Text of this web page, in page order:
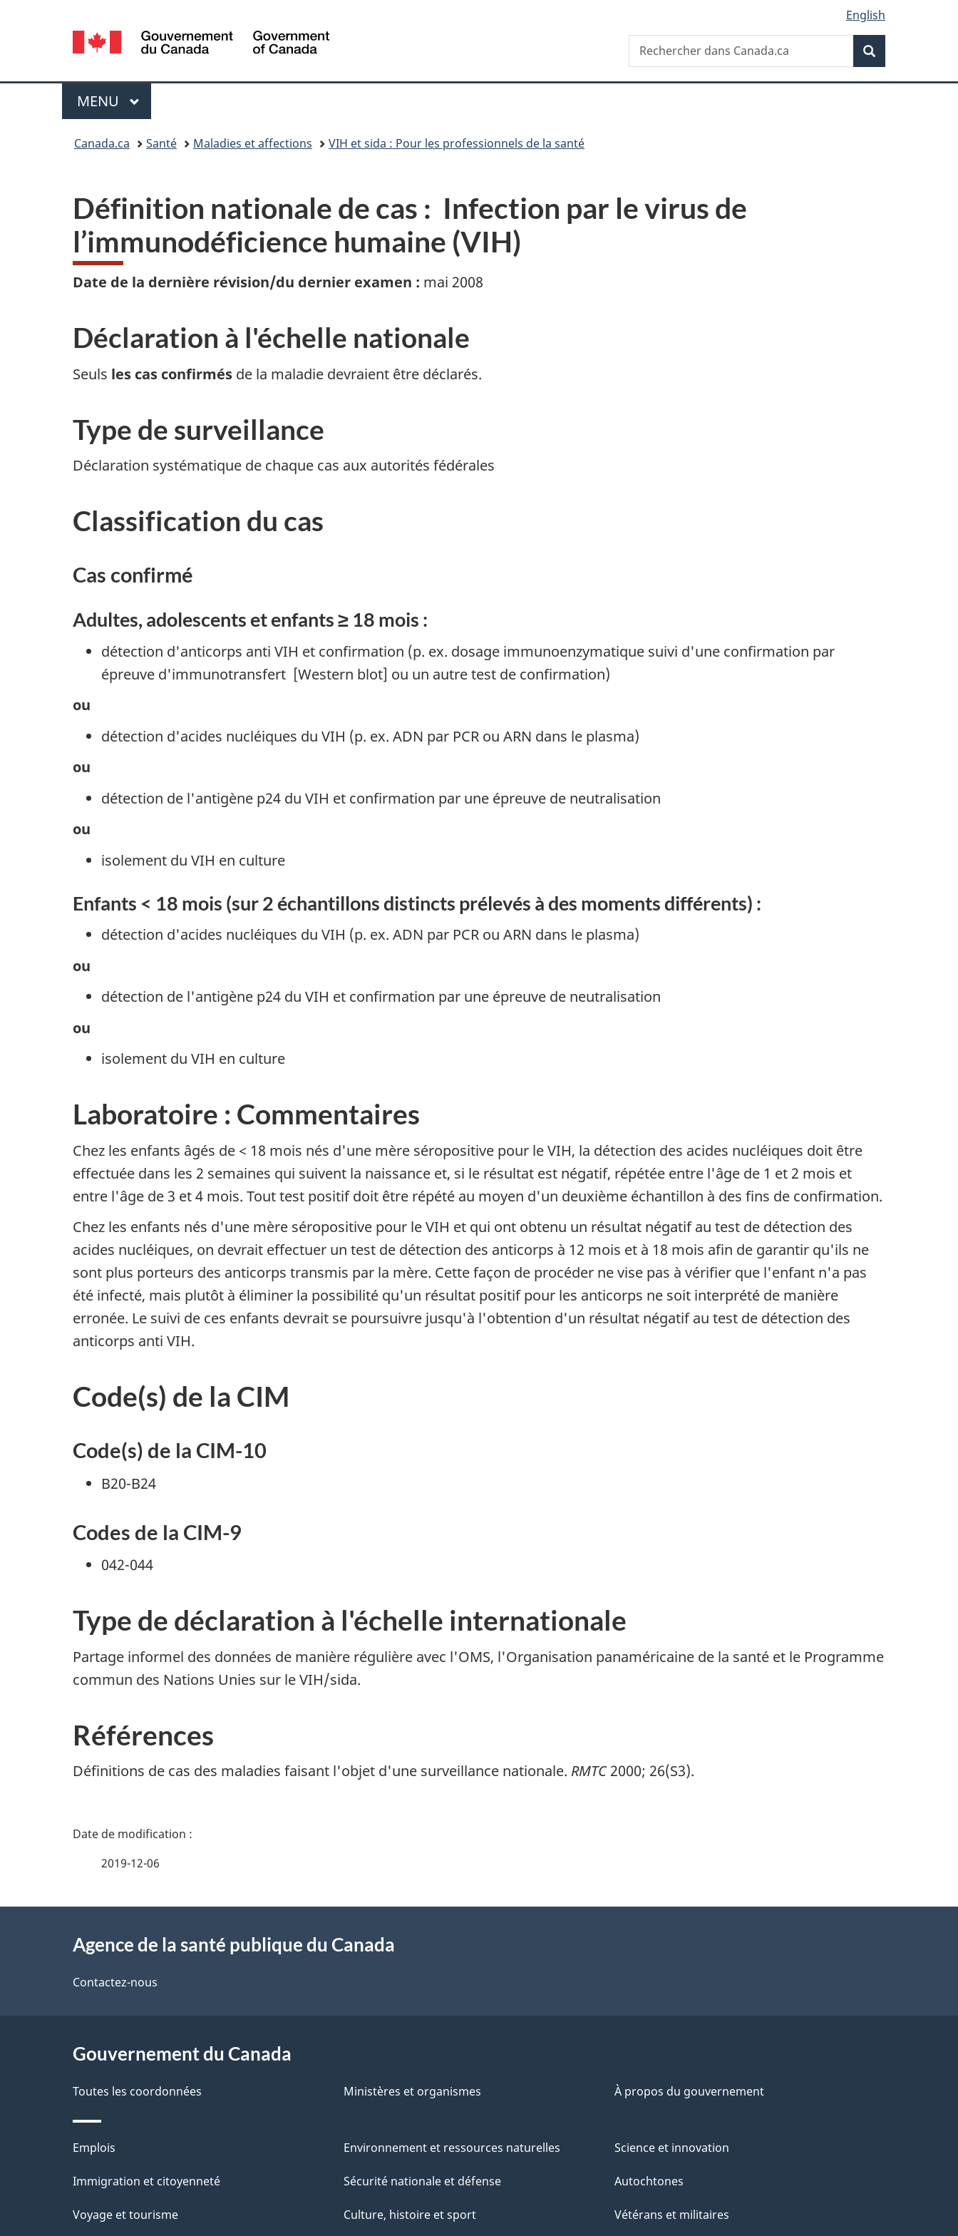
sujet
HTML
Sélection
de
la
langue
English
Canada
Recherche
Rechercher
dans
Menu
MENU PRINCIPAL
Canada.ca Santé Maladies et affections VIH et sida : Pour les professionnels de la santé
Définition nationale de cas : Infection par le virus de
l’immunodéficience humaine (VIH)
Date de la dernière révision/du dernier examen : mai 2008
Déclaration à l'échelle nationale
Seuls les cas confirmés de la maladie devraient être déclarés.
Type de surveillance
Déclaration systématique de chaque cas aux autorités fédérales
Classification du cas
Cas confirmé
Adultes, adolescents et enfants ≥ 18 mois :
détection d'anticorps anti VIH et confirmation (p. ex. dosage immunoenzymatique suivi d'une confirmation par
épreuve d'immunotransfert [Western blot] ou un autre test de confirmation)
ou
détection d'acides nucléiques du VIH (p. ex. ADN par PCR ou ARN dans le plasma)
ou
détection de l'antigène p24 du VIH et confirmation par une épreuve de neutralisation
ou
isolement du VIH en culture
Enfants < 18 mois (sur 2 échantillons distincts prélevés à des moments différents) :
détection d'acides nucléiques du VIH (p. ex. ADN par PCR ou ARN dans le plasma)
ou
détection de l'antigène p24 du VIH et confirmation par une épreuve de neutralisation
ou
isolement du VIH en culture
Laboratoire : Commentaires
Chez les enfants âgés de < 18 mois nés d'une mère séropositive pour le VIH, la détection des acides nucléiques doit être
effectuée dans les 2 semaines qui suivent la naissance et, si le résultat est négatif, répétée entre l'âge de 1 et 2 mois et
entre l'âge de 3 et 4 mois. Tout test positif doit être répété au moyen d'un deuxième échantillon à des fins de confirmation.
Chez les enfants nés d'une mère séropositive pour le VIH et qui ont obtenu un résultat négatif au test de détection des
acides nucléiques, on devrait effectuer un test de détection des anticorps à 12 mois et à 18 mois afin de garantir qu'ils ne
sont plus porteurs des anticorps transmis par la mère. Cette façon de procéder ne vise pas à vérifier que l'enfant n'a pas
été infecté, mais plutôt à éliminer la possibilité qu'un résultat positif pour les anticorps ne soit interprété de manière
erronée. Le suivi de ces enfants devrait se poursuivre jusqu'à l'obtention d'un résultat négatif au test de détection des
anticorps anti VIH.
Code(s) de la CIM
Code(s) de la CIM-10
B20-B24
Codes de la CIM-9
042-044
Type de déclaration à l'échelle internationale
Partage informel des données de manière régulière avec l'OMS, l'Organisation panaméricaine de la santé et le Programme
commun des Nations Unies sur le VIH/sida.
Références
Définitions de cas des maladies faisant l'objet d'une surveillance nationale. RMTC2000; 26(S3).
D
a
l
d
e
l
2019-12-06
proposAgence de la santé publique du Canada
Contactez-nous
Gouvernement du Canada
Toutes les coordonnées Ministères et organismes À propos du gouvernement
Thèmes
et
Emplois
Immigration et citoyenneté
Voyage et tourisme
Environnement et ressources naturelles
Sécurité nationale et défense
Culture, histoire et sport
Science et innovation
Autochtones
Vétérans et militaires